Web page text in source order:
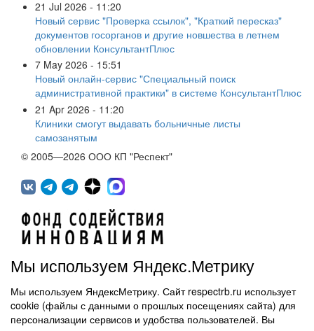
21 Jul 2026 - 11:20
Новый сервис "Проверка ссылок", "Краткий пересказ"
документов госорганов и другие новшества в летнем
обновлении КонсультантПлюс
7 May 2026 - 15:51
Новый онлайн-сервис "Специальный поиск
административной практики" в системе КонсультантПлюс
21 Apr 2026 - 11:20
Клиники смогут выдавать больничные листы
самозанятым
© 2005—2026 ООО КП "Респект"
450071, г.Уфа, ул. 50 лет СССР, д.48 корп.1, офис 307
(347) 291 20 70
Мы используем Яндекс.Метрику
Мы используем ЯндексМетрику. Сайт respectrb.ru использует
cookie (файлы с данными о прошлых посещениях сайта) для
персонализации сервисов и удобства пользователей. Вы